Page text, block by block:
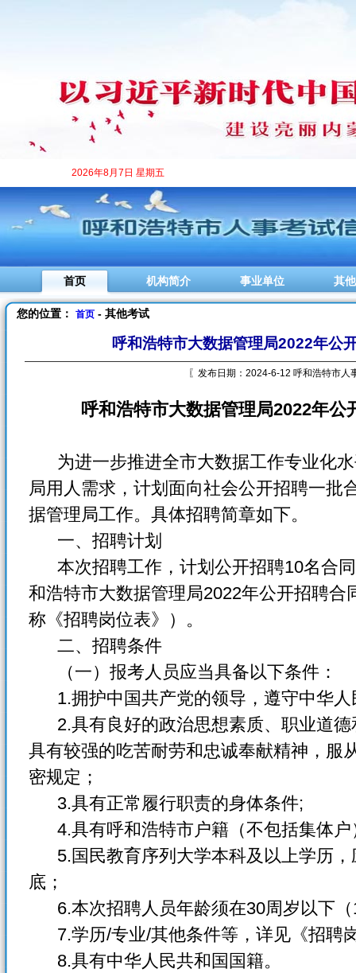
2026年8月7日 星期五
首页 机构简介 事业单位 其
您的位置： 首页- 其他考试
呼和浩特市大数据管理局2022年公
〖发布日期：2024-6-12 呼和浩特市人
呼和浩特市大数据管理局2022年公
为进一步推进全市大数据工作专业化水
局用人需求，计划面向社会公开招聘一批
据管理局工作。具体招聘简章如下。
一、招聘计划
本次招聘工作，计划公开招聘10名合
和浩特市大数据管理局2022年公开招聘
称《招聘岗位表》）。
二、招聘条件
（一）报考人员应当具备以下条件：
1.拥护中国共产党的领导，遵守中华人
2.具有良好的政治思想素质、职业道德
具有较强的吃苦耐劳和忠诚奉献精神，服
密规定；
3.具有正常履行职责的身体条件;
4.具有呼和浩特市户籍（不包括集体户
5.国民教育序列大学本科及以上学历，
底；
6.本次招聘人员年龄须在30周岁以下（
7.学历/专业/其他条件等，详见《招聘
8.具有中华人民共和国国籍。